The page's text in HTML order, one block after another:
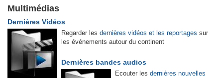
Multimédias
Dernières Vidéos
Regarder les dernières vidéos et les reportages sur
les événements autour du continent
Dernières bandes audios
Ecouter les dernières nouvelles